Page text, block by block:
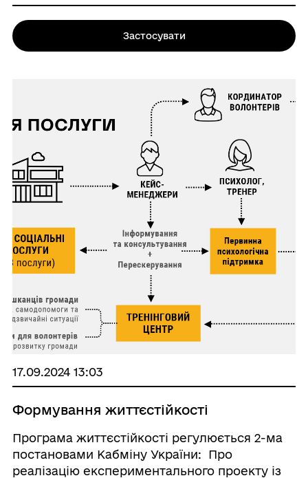
17.09.2024 13:03
Формування життєстійкості
Програма життєстійкості регулюється 2-ма
постановами Кабміну України: Про
реалізацію експериментального проекту із
Застосувати